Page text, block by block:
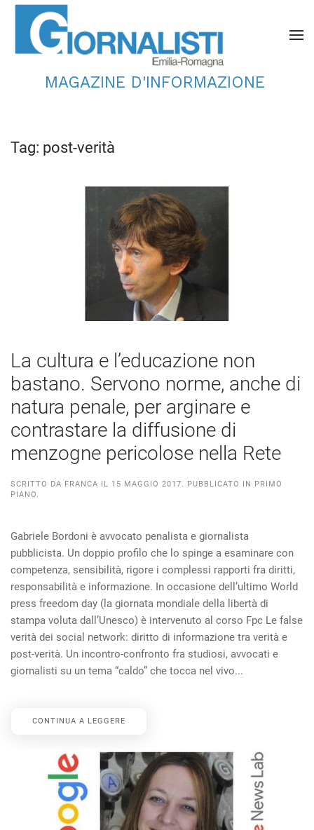
MAGAZINE D'INFORMAZIONE
Tag: post-verità
La cultura e l’educazione non
bastano. Servono norme, anche di
natura penale, per arginare e
contrastare la diffusione di
menzogne pericolose nella Rete
SCRITTO DA FRANCA IL 15 MAGGIO 2017. PUBBLICATO IN PRIMO
PIANO.
Gabriele Bordoni è avvocato penalista e giornalista
pubblicista. Un doppio profilo che lo spinge a esaminare con
competenza, sensibilità, rigore i complessi rapporti fra diritti,
responsabilità e informazione. In occasione dell’ultimo World
press freedom day (la giornata mondiale della libertà di
stampa voluta dall’Unesco) è intervenuto al corso Fpc Le false
verità dei social network: diritto di informazione tra verità e
post-verità. Un incontro-confronto fra studiosi, avvocati e
giornalisti su un tema “caldo” che tocca nel vivo...
CONTINUA A LEGGERE